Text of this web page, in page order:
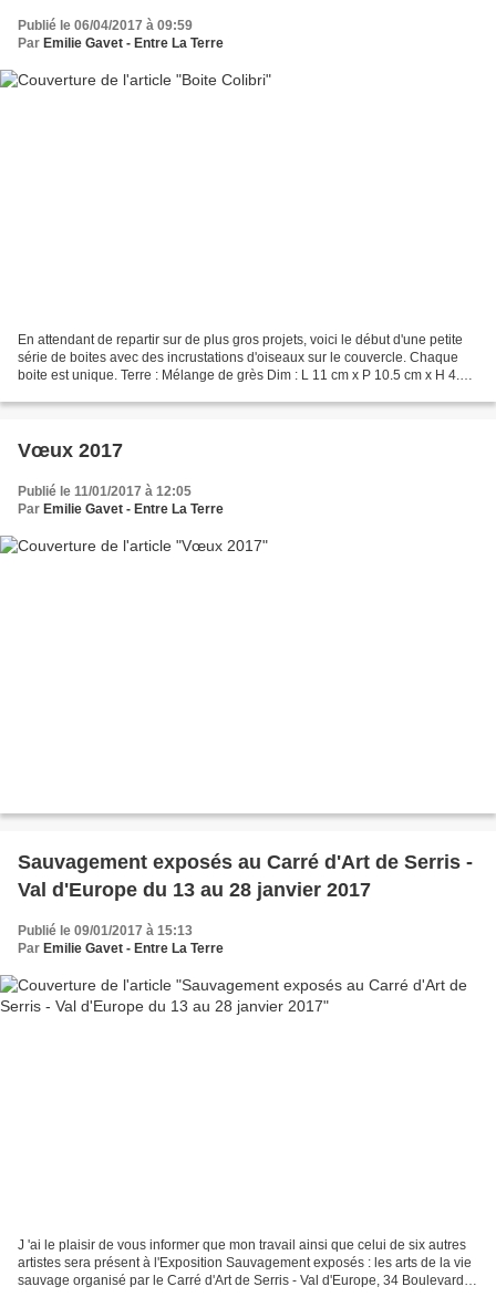
Publié le 06/04/2017 à 09:59
Par Emilie Gavet - Entre La Terre
En attendant de repartir sur de plus gros projets, voici le début d'une petite
série de boites avec des incrustations d'oiseaux sur le couvercle. Chaque
boite est unique. Terre : Mélange de grès Dim : L 11 cm x P 10.5 cm x H 4.7
Vœux 2017
Publié le 11/01/2017 à 12:05
Par Emilie Gavet - Entre La Terre
Sauvagement exposés au Carré d'Art de Serris -
Val d'Europe du 13 au 28 janvier 2017
Publié le 09/01/2017 à 15:13
Par Emilie Gavet - Entre La Terre
J 'ai le plaisir de vous informer que mon travail ainsi que celui de six autres
artistes sera présent à l'Exposition Sauvagement exposés : les arts de la vie
sauvage organisé par le Carré d'Art de Serris - Val d'Europe, 34 Boulevard